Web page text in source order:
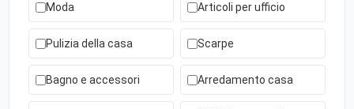
Moda Articoli per ufficio
Pulizia della casa Scarpe
Bagno e accessori Arredamento casa